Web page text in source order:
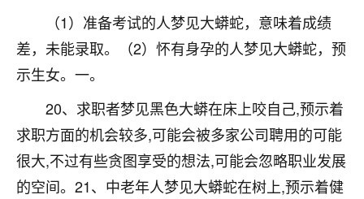
（1）准备考试的人梦见大蟒蛇，意味着成绩
差，未能录取。（2）怀有身孕的人梦见大蟒蛇，预
示生女。一。
20、求职者梦见黑色大蟒在床上咬自己,预示着
求职方面的机会较多,可能会被多家公司聘用的可能
很大,不过有些贪图享受的想法,可能会忽略职业发展
的空间。21、中老年人梦见大蟒蛇在树上,预示着健
卦，认识老师3年了，都是缘分啊！
17分钟前 来自湖北 19
我是做餐饮的，这两年，生意屡屡受挫，店开一家关
一家，要么生意不好，生意好的就出事。前些年攒的
家底快败光了，真是倒霉！我也想找人看看到底怎么
回事？